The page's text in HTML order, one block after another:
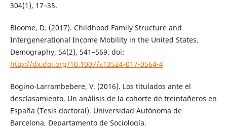
304(1), 17–35.
Bloome, D. (2017). Childhood Family Structure and
Intergenerational Income Mobility in the United States.
Demography, 54(2), 541–569. doi:
http://dx.doi.org/10.1007/s13524-017-0564-4
Bogino-Larrambebere, V. (2016). Los titulados ante el
desclasamiento. Un análisis de la cohorte de treintañeros en
España (Tesis doctoral). Universidad Autónoma de
Barcelona, Departamento de Sociología.